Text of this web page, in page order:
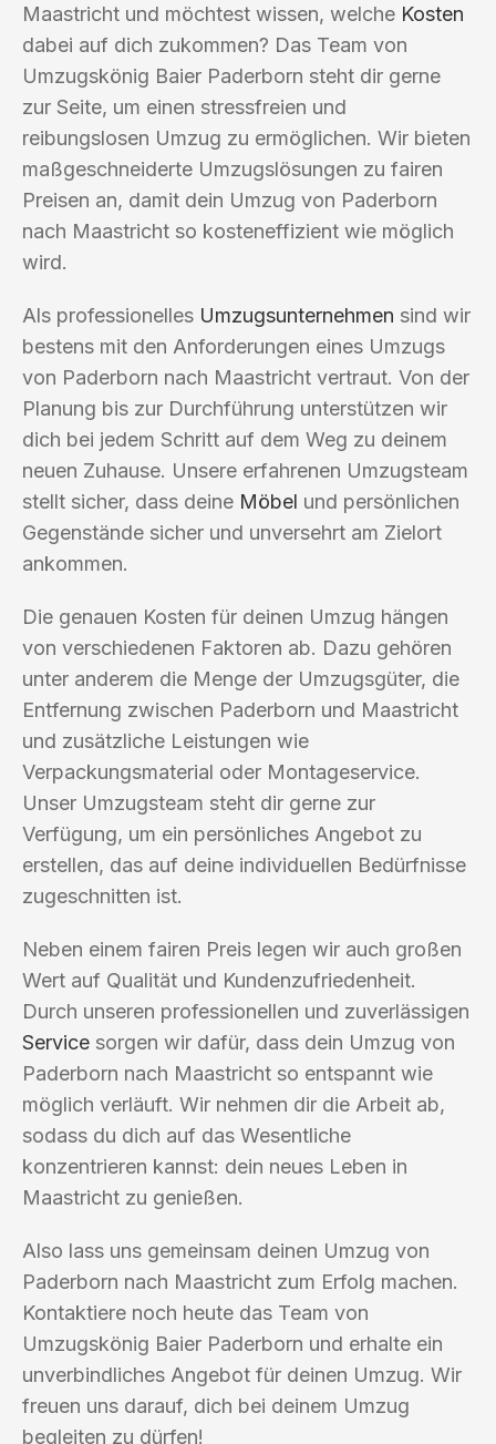
Maastricht und möchtest wissen, welche Kosten
dabei auf dich zukommen? Das Team von
Umzugskönig Baier Paderborn steht dir gerne
zur Seite, um einen stressfreien und
reibungslosen Umzug zu ermöglichen. Wir bieten
maßgeschneiderte Umzugslösungen zu fairen
Preisen an, damit dein Umzug von Paderborn
nach Maastricht so kosteneffizient wie möglich
wird.
Als professionelles Umzugsunternehmen sind wir
bestens mit den Anforderungen eines Umzugs
von Paderborn nach Maastricht vertraut. Von der
Planung bis zur Durchführung unterstützen wir
dich bei jedem Schritt auf dem Weg zu deinem
neuen Zuhause. Unsere erfahrenen Umzugsteam
stellt sicher, dass deine Möbel und persönlichen
Gegenstände sicher und unversehrt am Zielort
ankommen.
Die genauen Kosten für deinen Umzug hängen
von verschiedenen Faktoren ab. Dazu gehören
unter anderem die Menge der Umzugsgüter, die
Entfernung zwischen Paderborn und Maastricht
und zusätzliche Leistungen wie
Verpackungsmaterial oder Montageservice.
Unser Umzugsteam steht dir gerne zur
Verfügung, um ein persönliches Angebot zu
erstellen, das auf deine individuellen Bedürfnisse
zugeschnitten ist.
Neben einem fairen Preis legen wir auch großen
Wert auf Qualität und Kundenzufriedenheit.
Durch unseren professionellen und zuverlässigen
Service sorgen wir dafür, dass dein Umzug von
Paderborn nach Maastricht so entspannt wie
möglich verläuft. Wir nehmen dir die Arbeit ab,
sodass du dich auf das Wesentliche
konzentrieren kannst: dein neues Leben in
Maastricht zu genießen.
Also lass uns gemeinsam deinen Umzug von
Paderborn nach Maastricht zum Erfolg machen.
Kontaktiere noch heute das Team von
Umzugskönig Baier Paderborn und erhalte ein
unverbindliches Angebot für deinen Umzug. Wir
freuen uns darauf, dich bei deinem Umzug
begleiten zu dürfen!